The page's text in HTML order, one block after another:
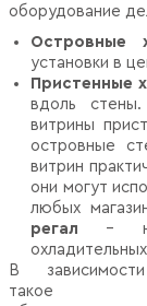
оборудование
Островные
установки в
Пристенные
вдоль стены.
витрины
островные
витрин
они могут
любых
регал –
В
такое